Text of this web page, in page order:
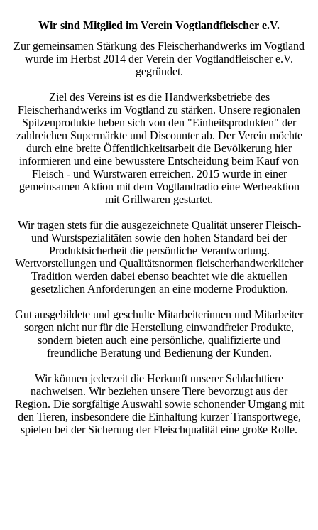
Wir sind Mitglied im Verein Vogtlandfleischer e.V.
Zur gemeinsamen Stärkung des Fleischerhandwerks im Vogtland
wurde im Herbst 2014 der Verein der Vogtlandfleischer e.V.
gegründet.
Ziel des Vereins ist es die Handwerksbetriebe des
Fleischerhandwerks im Vogtland zu stärken. Unsere regionalen
Spitzenprodukte heben sich von den "Einheitsprodukten" der
zahlreichen Supermärkte und Discounter ab. Der Verein möchte
durch eine breite Öffentlichkeitsarbeit die Bevölkerung hier
informieren und eine bewusstere Entscheidung beim Kauf von
Fleisch - und Wurstwaren erreichen. 2015 wurde in einer
gemeinsamen Aktion mit dem Vogtlandradio eine Werbeaktion
mit Grillwaren gestartet.
Wir tragen stets für die ausgezeichnete Qualität unserer Fleisch-
und Wurstspezialitäten sowie den hohen Standard bei der
Produktsicherheit die persönliche Verantwortung.
Wertvorstellungen und Qualitätsnormen fleischerhandwerklicher
Tradition werden dabei ebenso beachtet wie die aktuellen
gesetzlichen Anforderungen an eine moderne Produktion.
Gut ausgebildete und geschulte Mitarbeiterinnen und Mitarbeiter
sorgen nicht nur für die Herstellung einwandfreier Produkte,
sondern bieten auch eine persönliche, qualifizierte und
freundliche Beratung und Bedienung der Kunden.
Wir können jederzeit die Herkunft unserer Schlachttiere
nachweisen. Wir beziehen unsere Tiere bevorzugt aus der
Region. Die sorgfältige Auswahl sowie schonender Umgang mit
den Tieren, insbesondere die Einhaltung kurzer Transportwege,
spielen bei der Sicherung der Fleischqualität eine große Rolle.